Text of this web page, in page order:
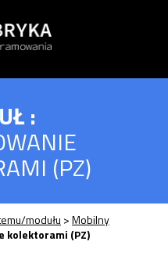
:
(PZ)
modułu >Mobilny
kolektorami (PZ)